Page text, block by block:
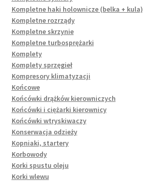
Kompletne haki holownicze (belka + kula)
Kompletne rozrządy
Kompletne skrzynie
Kompletne turbosprężarki
Komplety
Komplety sprzęgieł
Kompresory klimatyzacji
Końcowe
Końcówki drążków kierowniczych
Końcówki i ciężarki kierownicy
Końcówki wtryskiwaczy
Konserwacja odzieży
Kopniaki, startery
Korbowody
Korki spustu oleju
Korki wlewu